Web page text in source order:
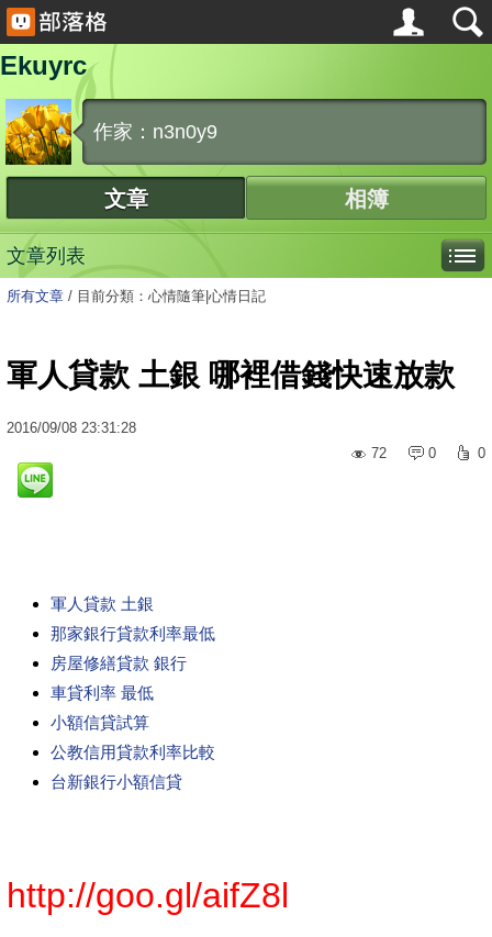
Ekuyrc
作家：n3n0y9
文章 相簿
文章列表
所有文章 / 目前分類：心情隨筆|心情日記
軍人貸款 土銀 哪裡借錢快速放款
2016/09/08 23:31:28
72
0 0
軍人貸款 土銀
那家銀行貸款利率最低
房屋修繕貸款 銀行
車貸利率 最低
小額信貸試算
公教信用貸款利率比較
台新銀行小額信貸
http://goo.gl/aifZ8l